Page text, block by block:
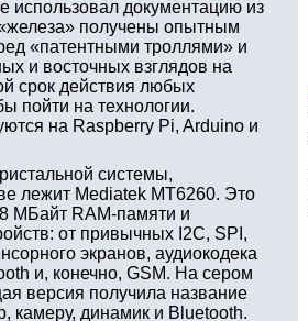
использовал документацию из
получены опытным
«патентными троллями» и
и восточных взглядов на
срок действия любых
пойти на технологии.
на Raspberry Pi, Arduino и
системы,
лежит Mediatek MT6260. Это
МБайт RAM-памяти и
от привычных I2C, SPI,
экранов, аудиокодека
и, конечно, GSM. На сером
версия получила название
камеру, динамик и Bluetooth.